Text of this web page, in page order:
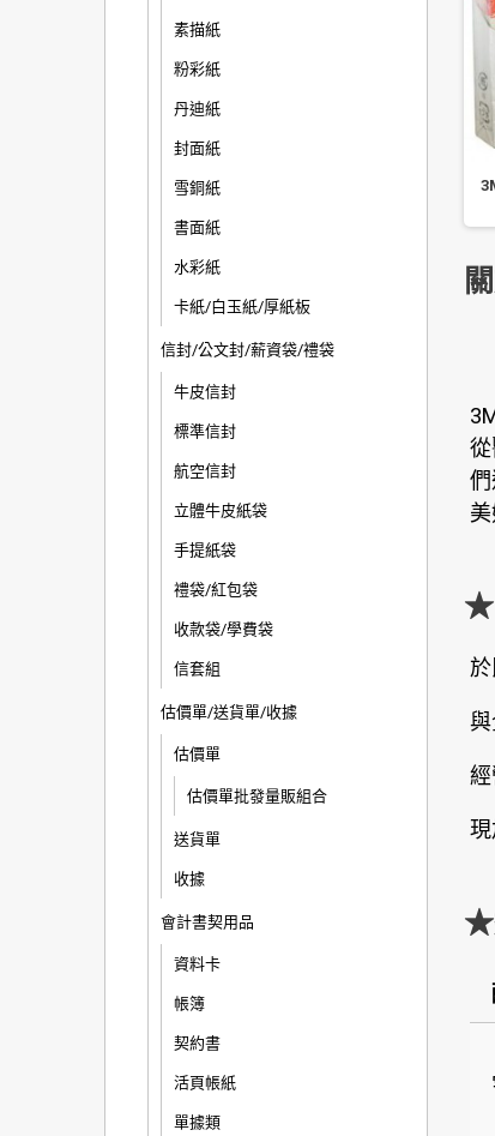
素描紙
粉彩紙
丹迪紙
封面紙
雪銅紙
書面紙
水彩紙
卡紙/白玉紙/厚紙板
信封/公文封/薪資袋/禮袋
牛皮信封
標準信封
航空信封
立體牛皮紙袋
手提紙袋
禮袋/紅包袋
收款袋/學費袋
信套組
估價單/送貨單/收據
估價單
估價單批發量販組合
送貨單
收據
會計書契用品
資料卡
帳簿
契約書
活頁帳紙
單據類
3M 683-6C 利貼 六色抽取式 指
★
★